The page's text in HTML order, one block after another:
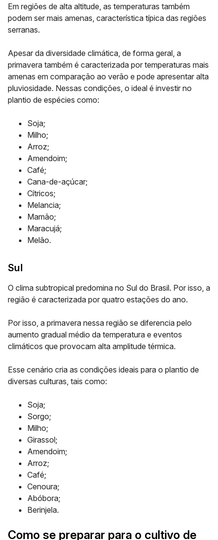
Em regiões de alta altitude, as temperaturas também
podem ser mais amenas, característica típica das regiões
serranas.
Apesar da diversidade climática, de forma geral, a
primavera também é caracterizada por temperaturas mais
amenas em comparação ao verão e pode apresentar alta
pluviosidade. Nessas condições, o ideal é investir no
plantio de espécies como:
Soja;
Milho;
Arroz;
Amendoim;
Café;
Cana-de-açúcar;
Cítricos;
Melancia;
Mamão;
Maracujá;
Melão.
Sul
O clima subtropical predomina no Sul do Brasil. Por isso, a
região é caracterizada por quatro estações do ano.
Por isso, a primavera nessa região se diferencia pelo
aumento gradual médio da temperatura e eventos
climáticos que provocam alta amplitude térmica.
Esse cenário cria as condições ideais para o plantio de
diversas culturas, tais como:
Soja;
Sorgo;
Milho;
Girassol;
Amendoim;
Arroz;
Café;
Cenoura;
Abóbora;
Berinjela.
Como se preparar para o cultivo de